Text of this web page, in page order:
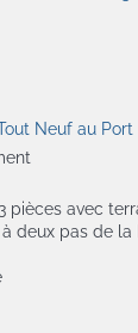
Neuf au Port
pièces avec
deux pas de la